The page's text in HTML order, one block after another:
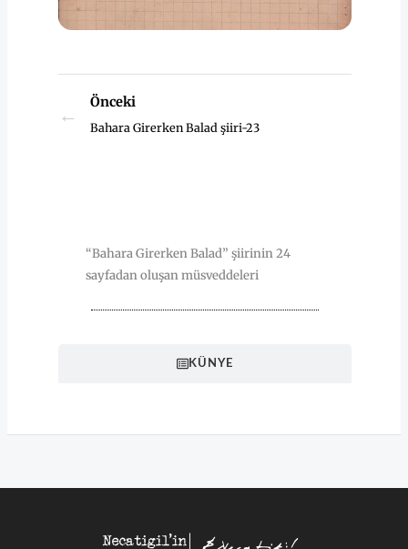
← Önceki
Bahara Girerken Balad şiiri-23
KÜNYE
“Bahara Girerken Balad” şiirinin 24
sayfadan oluşan müsveddeleri